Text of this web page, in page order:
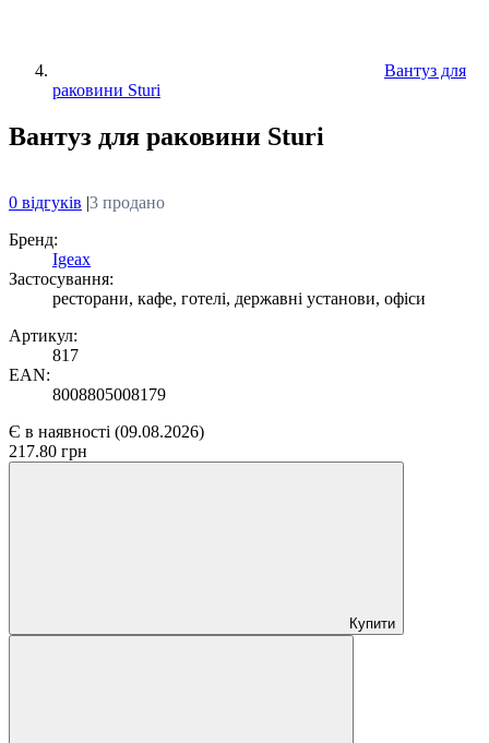
Вантуз для
раковини Sturi
Вантуз для раковини Sturi
0 відгуків |3 продано
Бренд:
Igeax
Застосування:
ресторани, кафе, готелі, державні установи, офіси
Артикул:
817
EAN:
8008805008179
Є в наявності (09.08.2026)
217.80 грн
Купити